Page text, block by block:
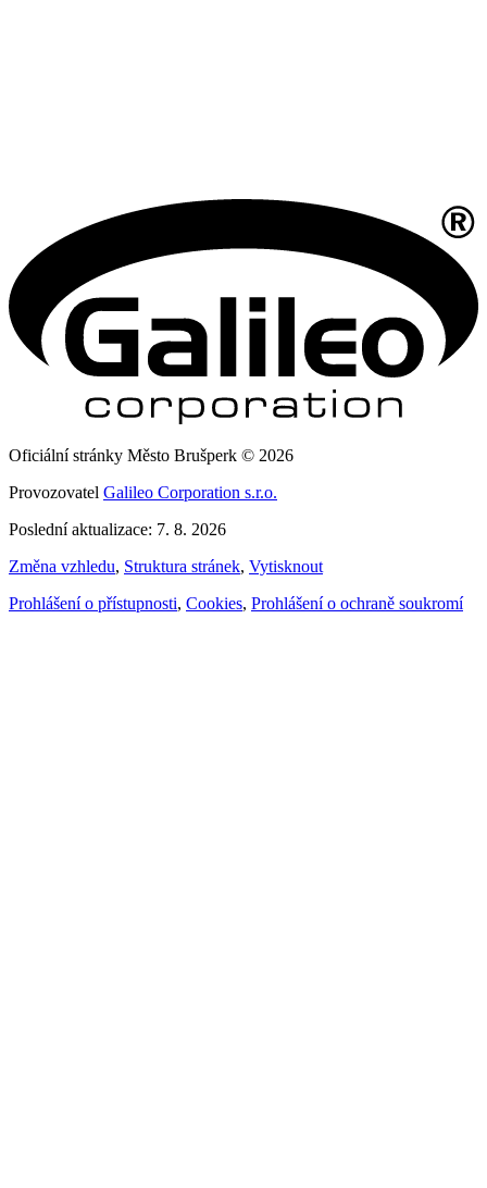
Oficiální stránky Město Brušperk © 2026
Provozovatel Galileo Corporation s.r.o.
Poslední aktualizace: 7. 8. 2026
Změna vzhledu, Struktura stránek, Vytisknout
Prohlášení o přístupnosti, Cookies, Prohlášení o ochraně soukromí